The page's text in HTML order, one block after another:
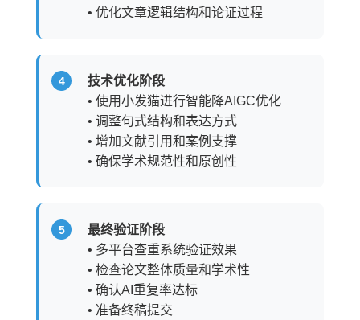
• 优化文章逻辑结构和论证过程
技术优化阶段
• 使用小发猫进行智能降AIGC优化
• 调整句式结构和表达方式
• 增加文献引用和案例支撑
• 确保学术规范性和原创性
最终验证阶段
• 多平台查重系统验证效果
• 检查论文整体质量和学术性
• 确认AI重复率达标
• 准备终稿提交